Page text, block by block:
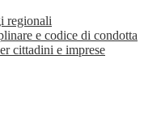
regionali
e codice di condotta
cittadini e imprese